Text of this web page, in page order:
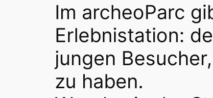
Im archeoParc
Erlebnistation:
jungen
zu haben.